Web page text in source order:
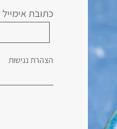
כתובת אימייל
הצהרת נגישות